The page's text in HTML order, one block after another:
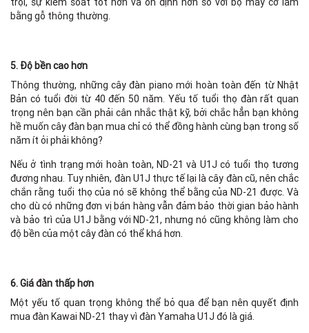
bằng gỗ thông thường.
5. Độ bền cao hơn
Thông thường, những cây đàn piano mới hoàn toàn đến từ Nhật
Bản có tuổi đời từ 40 đến 50 năm. Yếu tố tuổi thọ đàn rất quan
trọng nên bạn cần phải cân nhắc thật kỹ, bởi chắc hẳn bạn không
hề muốn cây đàn bạn mua chỉ có thể đồng hành cùng bạn trong số
năm ít ỏi phải không?
Nếu ở tình trạng mới hoàn toàn, ND-21 và U1J có tuổi thọ tương
đương nhau. Tuy nhiên, đàn U1J thực tế lại là cây đàn cũ, nên chắc
chắn rằng tuổi thọ của nó sẽ không thể bằng của ND-21 được. Và
cho dù có những đơn vị bán hàng vẫn đảm bảo thời gian bảo hành
và bảo trì của U1J bằng với ND-21, nhưng nó cũng không làm cho
độ bền của một cây đàn có thể khá hơn.
6. Giá đàn thấp hơn
Một yếu tố quan trọng không thể bỏ qua để bạn nên quyết định
mua đàn Kawai ND-21 thay vì đàn Yamaha U1J đó là giá.